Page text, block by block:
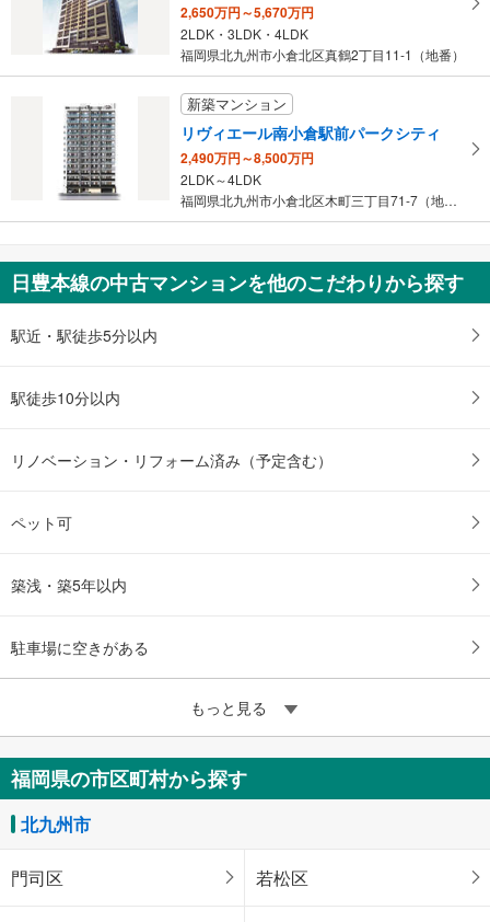
2,650万円～5,670万円
2LDK・3LDK・4LDK
福岡県北九州市小倉北区真鶴2丁目11-1（地番）
新築マンション
リヴィエール南小倉駅前パークシティ
2,490万円～8,500万円
2LDK～4LDK
福岡県北九州市小倉北区木町三丁目71-7（地番）
日豊本線の中古マンションを他のこだわりから探す
駅近・駅徒歩5分以内
駅徒歩10分以内
リノベーション・リフォーム済み（予定含む）
ペット可
築浅・築5年以内
駐車場に空きがある
もっと見る
福岡県の市区町村から探す
北九州市
門司区 若松区